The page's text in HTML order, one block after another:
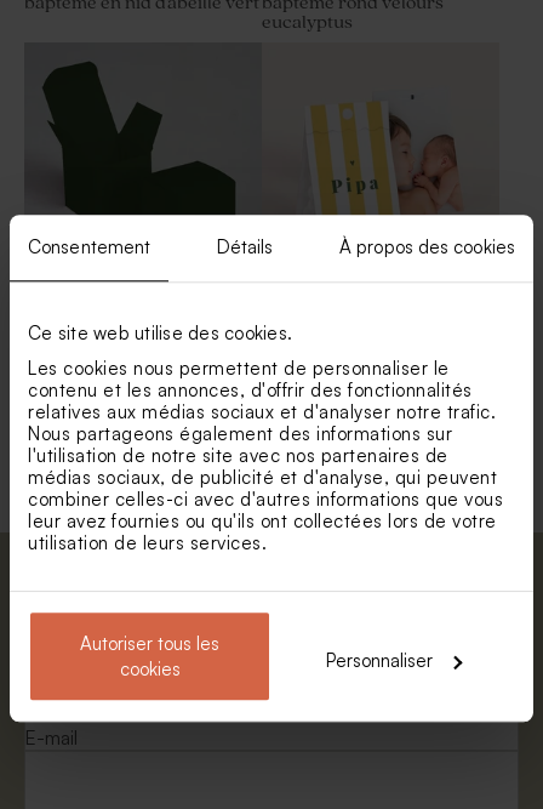
Consentement Détails À propos des cookies
Ce site web utilise des cookies.
Les cookies nous permettent de personnaliser le
contenu et les annonces, d'offrir des fonctionnalités
relatives aux médias sociaux et d'analyser notre trafic.
Nous partageons également des informations sur
l'utilisation de notre site avec nos partenaires de
médias sociaux, de publicité et d'analyse, qui peuvent
combiner celles-ci avec d'autres informations que vous
leur avez fournies ou qu'ils ont collectées lors de votre
utilisation de leurs services.
Autoriser tous les
cookies
Personnaliser
eucalyptus
Voir toute la collection Contenant dragées
baptême
Abonnez-vous à la newsletter et restez
informé. Petite surprise : bénéficiez de 5%
de réduction.
E-mail